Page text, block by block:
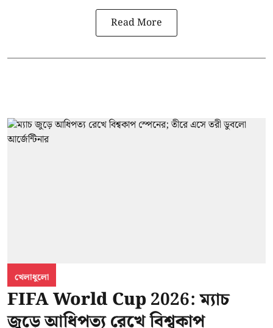
Read More
খেলাধুলো
FIFA World Cup 2026: ম্যাচ
জুড়ে আধিপত্য রেখে বিশ্বকাপ